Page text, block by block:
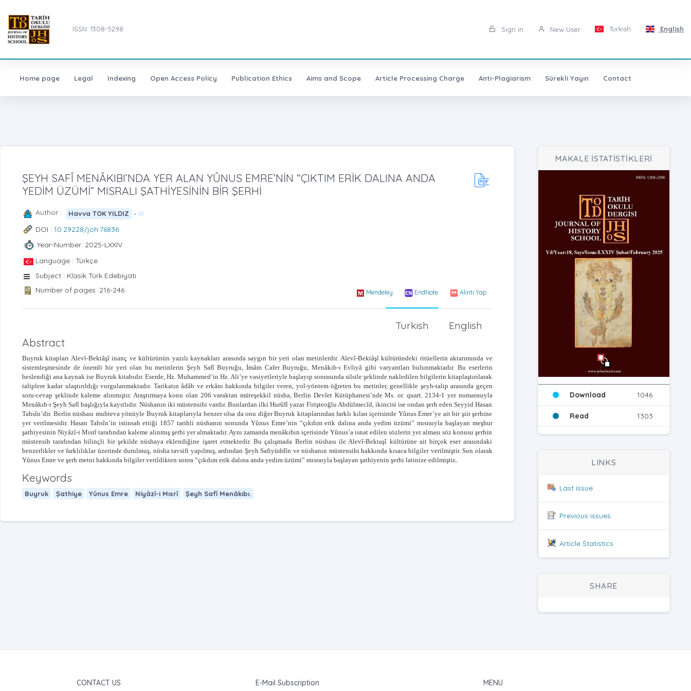
ISSN: 1308-5298 Sign in New User Turkish English
Home page Legal Indexing Open Access Policy Publication Ethics Aims and Scope Article Processing Charge Anti-Plagiarism Sürekli Yayın Contact
ŞEYH SAFÎ MENÂKIBI’NDA YER ALAN YÛNUS EMRE’NİN “ÇIKTIM ERİK DALINA ANDA
YEDİM ÜZÜMİ” MISRALI ŞATHİYESİNİN BİR ŞERHİ
Author : Havva TOK YILDIZ
-
DOI : 10.29228/joh.76836
Year-Number: 2025-LXXIV
Language : Türkçe
Subject : Klasik Türk Edebiyatı
Number of pages: 216-246
Mendeley EndNote Alıntı Yap
English
Turkish
Abstract
Buyruk kitapları Alevî-Bektâşî inanç ve kültürünün yazılı kaynakları arasında saygın bir yeri olan metinlerdir. Alevî-Bektâşî kültüründeki ritüellerin aktarımında ve
sistemleşmesinde de önemli bir yeri olan bu metinlerin Şeyh Safî Buyruğu, İmâm Cafer Buyruğu, Menâkıb-ı Evliyâ gibi varyantları bulunmaktadır. Bu eserlerin
beslendiği ana kaynak ise Buyruk kitabıdır. Eserde, Hz. Muhammed’in Hz. Ali’ye vasiyetleriyle başlayıp sonrasında silsile şeklinde nakledilen bilgilerin kitaplaştırılarak
taliplere kadar ulaştırıldığı vurgulanmaktadır. Tarikatın âdâb ve erkânı hakkında bilgiler veren, yol-yöntem öğreten bu metinler, genellikle şeyh-talip arasında geçen
soru-cevap şeklinde kaleme alınmıştır. Araştırmaya konu olan 206 varaktan müteşekkil nüsha, Berlin Devlet Kütüphanesi’nde Ms. or. quart. 2134-1 yer numarasıyla
Menâkıb-ı Şeyh Safî başlığıyla kayıtlıdır. Nüshanın iki müstensihi vardır. Bunlardan ilki Hurûfî yazar Firişteoğlu Abdülmecîd, ikincisi ise ondan şerh eden Seyyid Hasan
Tahsîn’dir. Berlin nüshası muhteva yönüyle Buyruk kitaplarıyla benzer olsa da onu diğer Buyruk kitaplarından farklı kılan içerisinde Yûnus Emre’ye ait bir şiir şerhine
yer verilmesidir. Hasan Tahsîn’in istinsah ettiği 1857 tarihli nüshanın sonunda Yûnus Emre’nin “çıkdım erik dalına anda yedim üzümi” mısraıyla başlayan meşhur
şathiyesinin Niyâzî-i Mısrî tarafından kaleme alınmış şerhi yer almaktadır. Aynı zamanda menâkıbın içerisinde Yûnus’a isnat edilen sözlerin yer alması söz konusu şerhin
müstensih tarafından bilinçli bir şekilde nüshaya eklendiğine işaret etmektedir. Bu çalışmada Berlin nüshası ile Alevî-Bektaşî kültürüne ait birçok eser arasındaki
benzerlikler ve farklılıklar üzerinde durulmuş, nüsha tavsifi yapılmış, ardından Şeyh Safiyüddîn ve nüshanın müstensihi hakkında kısaca bilgiler verilmiştir. Son olarak
Yûnus Emre ve şerh metni hakkında bilgiler verildikten sonra “çıkdım erik dalına anda yedim üzümi” mısraıyla başlayan şathiyenin şerhi latinize edilmiştir.
Keywords
Buyruk Şathiye Yûnus Emre Niyâzî-i Mısrî Şeyh Safî Menâkıbı.‎
MAKALE İSTATİSTİKLERİ
Download 1046
Read 1303
LINKS
Last issue
Previous issues
Article Statistics
SHARE
CONTACT US E-Mail Subscription MENU